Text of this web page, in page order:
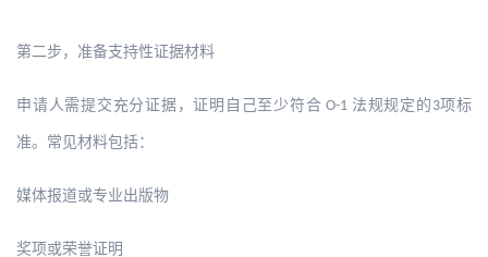
第二步，准备支持性证据材料
申请人需提交充分证据，证明自己至少符合 O-1 法规规定的 3项标
准。常见材料包括：
媒体报道或专业出版物
奖项或荣誉证明